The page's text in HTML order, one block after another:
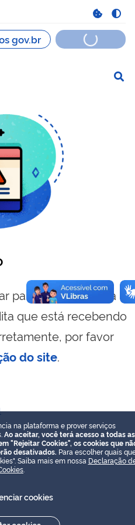
para visualizar essa
que está recebendo
por favor
do site.
na plataforma e prover serviços
Ao aceitar, você terá acesso a todas as
"Rejeitar Cookies", os cookies que
desativados. Para escolher quais
Saiba mais em nossa Declaração
cookies